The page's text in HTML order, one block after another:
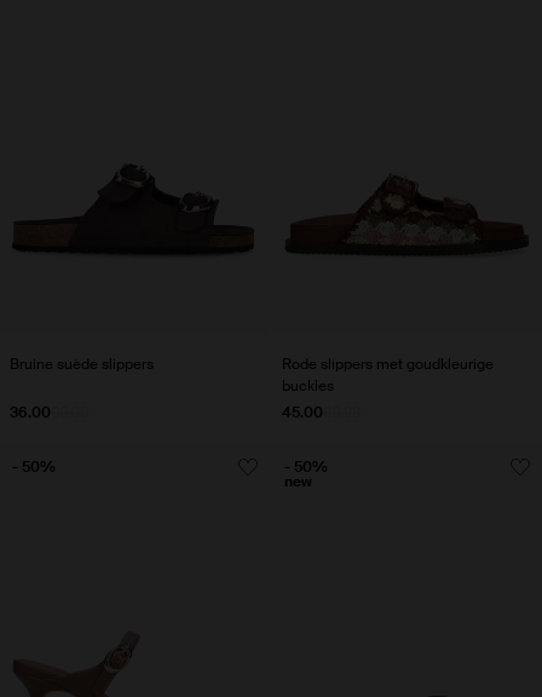
Bruine suède slippers
36.00
Rode slippers met goudkleurige
buckles
45.00
- 50% - 50%
new